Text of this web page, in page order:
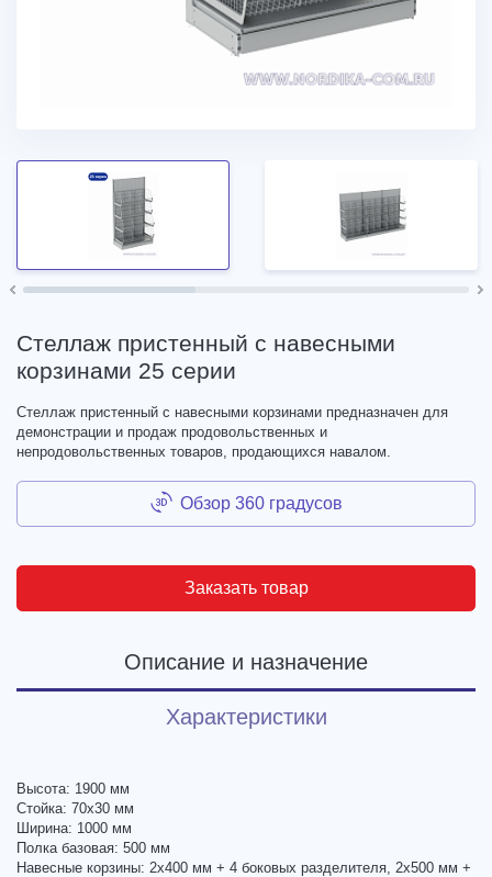
Стеллаж пристенный с навесными
корзинами 25 серии
Стеллаж пристенный с навесными корзинами предназначен для
демонстрации и продаж продовольственных и
непродовольственных товаров, продающихся навалом.
Обзор 360 градусов
Заказать товар
Описание и назначение
Характеристики
Высота: 1900 мм
Стойка: 70х30 мм
Ширина: 1000 мм
Полка базовая: 500 мм
Навесные корзины: 2х400 мм + 4 боковых разделителя, 2х500 мм +